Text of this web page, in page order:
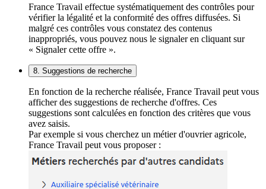
France Travail effectue systématiquement des contrôles pour
vérifier la légalité et la conformité des offres diffusées. Si
malgré ces contrôles vous constatez des contenus
inappropriés, vous pouvez nous le signaler en cliquant sur
« Signaler cette offre ».
8. Suggestions de recherche
En fonction de la recherche réalisée, France Travail peut vous
afficher des suggestions de recherche d'offres. Ces
suggestions sont calculées en fonction des critères que vous
avez saisis.
Par exemple si vous cherchez un métier d'ouvrier agricole,
France Travail peut vous proposer :